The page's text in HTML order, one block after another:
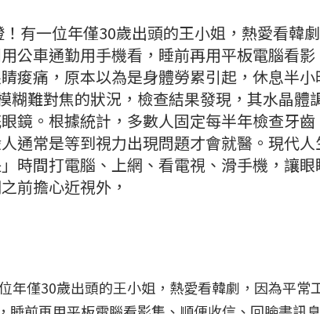
有一位年僅30歲出頭的王小姐，熱愛看韓劇
公車通勤用手機看，睡前再用平板電腦看影
痠痛，原本以為是身體勞累引起，休息半小
糊難對焦的狀況，檢查結果發現，其水晶體
鏡。根據統計，多數人固定每半年檢查牙齒
通常是等到視力出現問題才會就醫。現代人
時間打電腦、上網、看電視、滑手機，讓眼
前擔心近視外，
年僅30歲出頭的王小姐，熱愛看韓劇，因為平常